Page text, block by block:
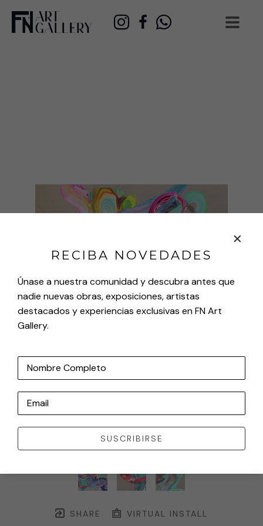
SHARE VIRTUAL INSTALL
RECIBA NOVEDADES
Únase a nuestra comunidad y descubra antes que
nadie nuevas obras, exposiciones, artistas
destacados y experiencias exclusivas en FN Art
Gallery.
Nombre Completo
Email
SUSCRIBIRSE